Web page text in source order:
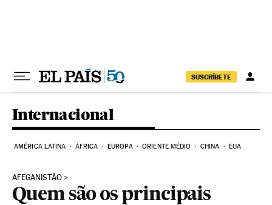
SUSCRÍBETE
Internacional
AMÉRICA LATINA ÁFRICA EUROPA ORIENTE MÉDIO CHINA EUA
AFEGANISTÃO
Quem são os principais